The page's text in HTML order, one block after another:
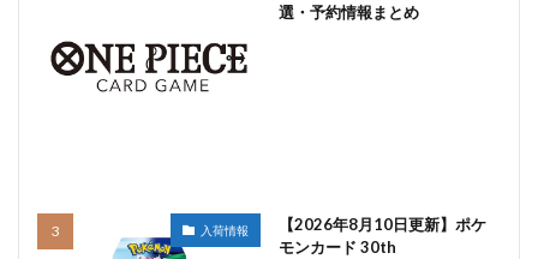
選・予約情報まとめ
入荷情報
【2026年8月10日更新】ポケ
モンカード 30th